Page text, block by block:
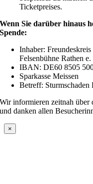
Ticketpreises.
Wenn Sie darüber hinaus
Spende:
Inhaber:
Felsenbühne Rathen e.
IBAN: DE60 8505
Sparkasse Meissen
Betreff: Sturmschaden
Wir informieren zeitnah über
und danken allen
×